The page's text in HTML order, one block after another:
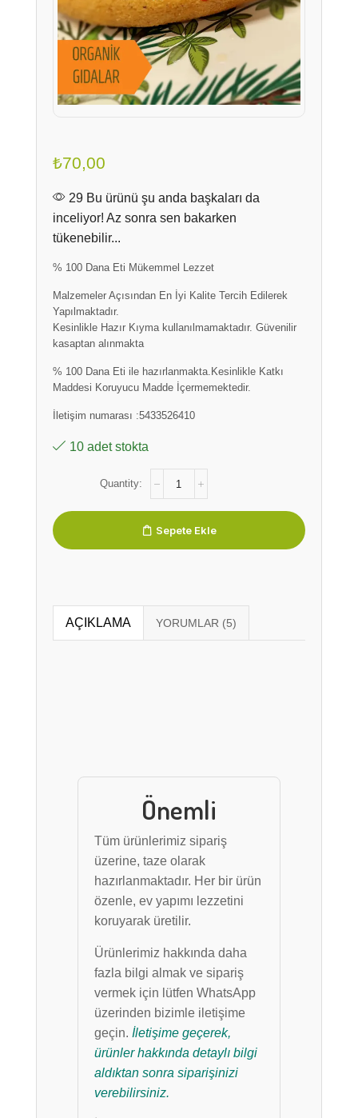
₺70,00
29 Bu ürünü şu anda başkaları da
inceliyor! Az sonra sen bakarken
tükenebilir...
% 100 Dana Eti Mükemmel Lezzet
Malzemeler Açısından En İyi Kalite Tercih Edilerek
Yapılmaktadır.
Kesinlikle Hazır Kıyma kullanılmamaktadır. Güvenilir
kasaptan alınmakta
% 100 Dana Eti ile hazırlanmakta.Kesinlikle Katkı
Maddesi Koruyucu Madde İçermemektedir.
İletişim numarası :5433526410
10 adet stokta
Sepete Ekle
AÇIKLAMA
Önemli
Tüm ürünlerimiz sipariş
üzerine, taze olarak
hazırlanmaktadır. Her bir ürün
özenle, ev yapımı lezzetini
koruyarak üretilir.
Ürünlerimiz hakkında daha
fazla bilgi almak ve sipariş
vermek için lütfen WhatsApp
üzerinden bizimle iletişime
geçin.İletişime geçerek,
ürünler hakkında detaylı bilgi
aldıktan sonra siparişinizi
verebilirsiniz.